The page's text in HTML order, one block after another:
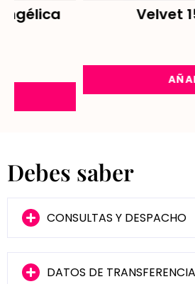
Velvet 150: Don
AÑADIR AL
Debes saber
CONSULTAS Y DESPACHO
DATOS DE TRANSFERENCIA